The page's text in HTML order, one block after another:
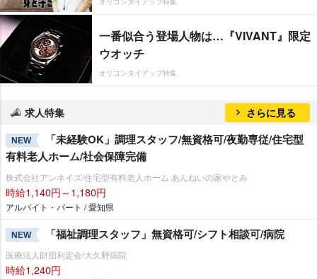
一番似合う登場人物は…『VIVANT』限定
ウオッチ
オリコンタイアップ特集
求人特集 さらに見る
NEW
「未経験OK」調理スタッフ/無資格可/夜勤専従/住宅型
有料老人ホーム/社会保障完備
株式会社アンネイズ/住宅型有料老人ホーム あんねいの家やとみ
時給1,140円～1,180円
アルバイト・パート / 愛知県
NEW 「福祉調理スタッフ」無資格可/シフト相談可/病院
医療法人財団利定会/大久野病院
時給1,240円